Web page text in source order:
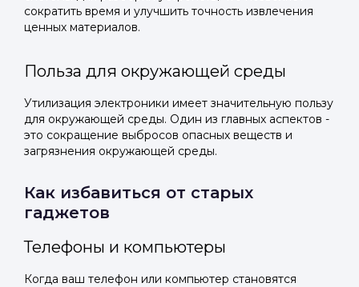
сократить время и улучшить точность извлечения
ценных материалов.
Польза для окружающей среды
Утилизация электроники имеет значительную пользу
для окружающей среды. Один из главных аспектов -
это сокращение выбросов опасных веществ и
загрязнения окружающей среды.
Как избавиться от старых
гаджетов
Телефоны и компьютеры
Когда ваш телефон или компьютер становятся